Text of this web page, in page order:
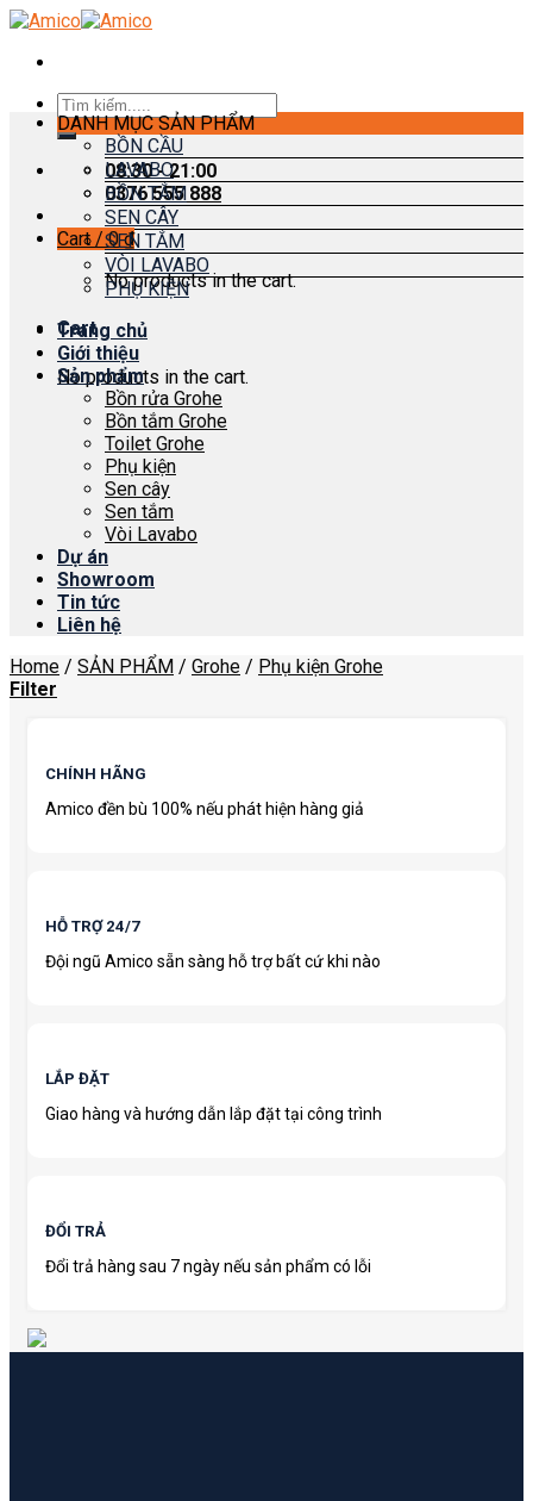
Skip
content
Search
for:
08:30 - 21:00
0376 555 888
Cart /0₫
No products in the cart.
Cart
No products in the cart.
DANH MỤC SẢN PHẨM
BỒN CẦU
LAVABO
BỒN TẮM
SEN CÂY
SEN TẮM
VÒI LAVABO
PHỤ KIỆN
Trang chủ
Giới thiệu
Sản phẩm
Bồn rửa Grohe
Bồn tắm Grohe
Toilet Grohe
Phụ kiện
Sen cây
Sen tắm
Vòi Lavabo
Dự án
Showroom
Tin tức
Liên hệ
Home / SẢN PHẨM / Grohe / Phụ kiện Grohe
Filter
CHÍNH HÃNG
Amico đền bù 100% nếu phát hiện hàng giả
HỖ TRỢ 24/7
Đội ngũ Amico sẵn sàng hỗ trợ bất cứ khi nào
LẮP ĐẶT
Giao hàng và hướng dẫn lắp đặt tại công trình
ĐỔI TRẢ
Đổi trả hàng sau 7 ngày nếu sản phẩm có lỗi